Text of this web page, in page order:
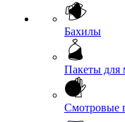
Бахилы
Пакеты для
Смотровые